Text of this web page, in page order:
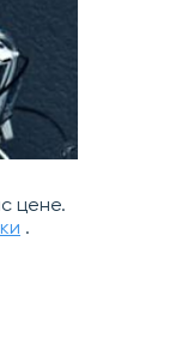
цене.
.